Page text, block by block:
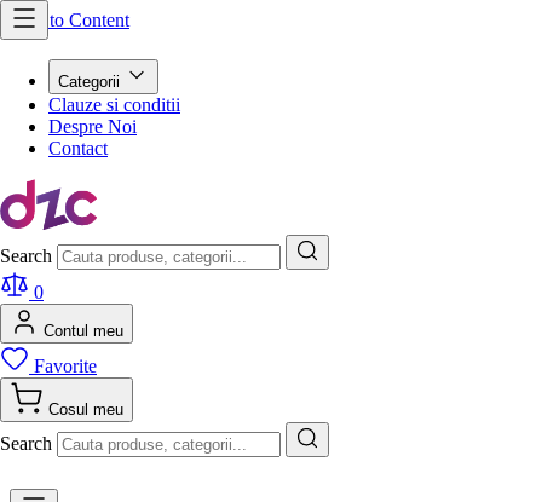
Skip to Content
Categorii
Clauze si conditii
Despre Noi
Contact
Search
0
Contul meu
Favorite
Cosul meu
Search